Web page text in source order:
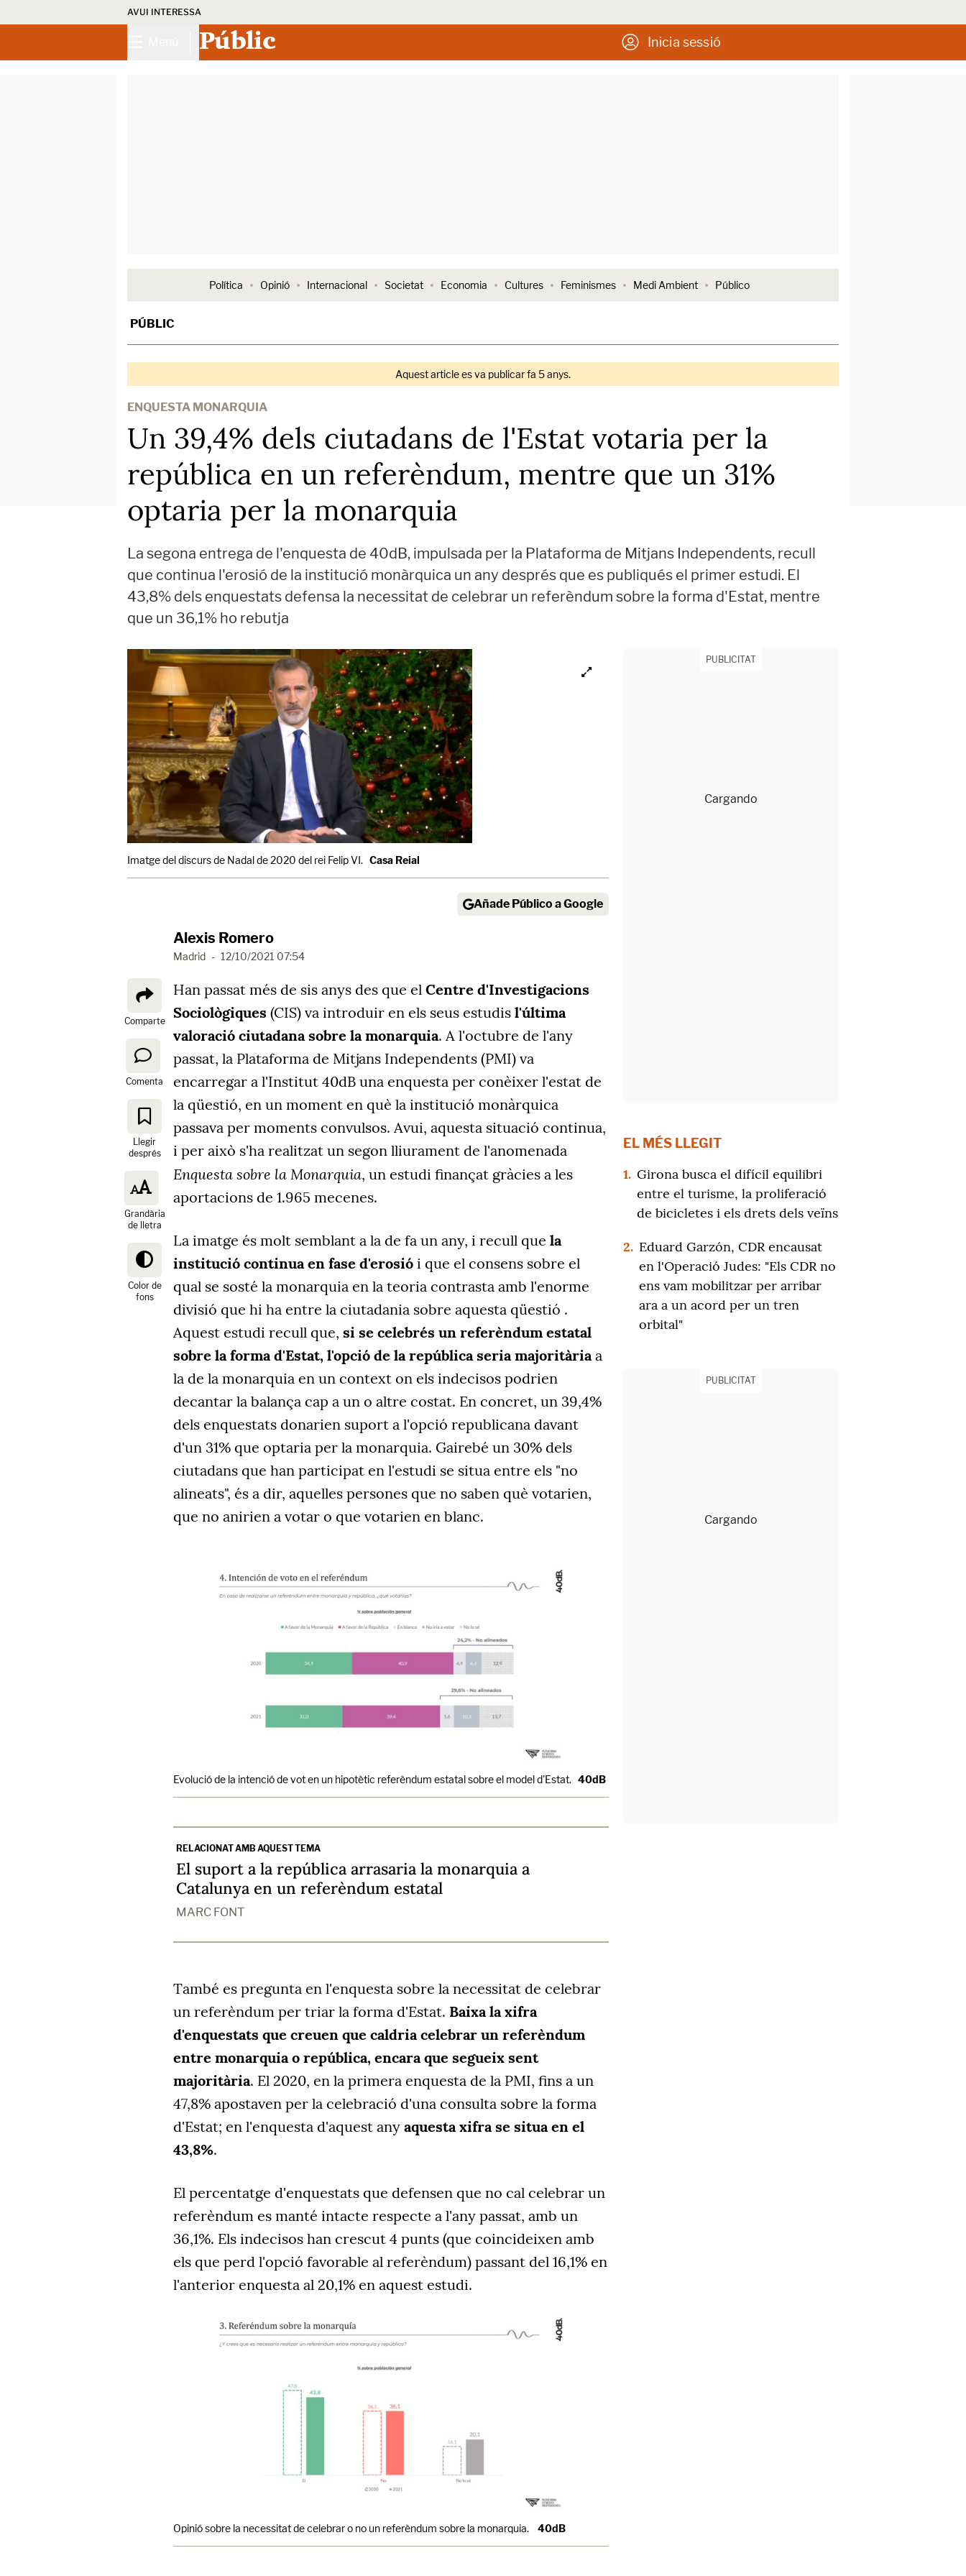
AVUI INTERESSA
Públic Inicia sessió
Política Opinió Internacional Societat Economia Cultures Feminismes Medi Ambient Público
PÚBLIC
Aquest article es va publicar fa 5 anys.
ENQUESTA MONARQUIA
Un 39,4% dels ciutadans de l'Estat votaria per la
república en un referèndum, mentre que un 31%
optaria per la monarquia
La segona entrega de l'enquesta de 40dB, impulsada per la Plataforma de Mitjans Independents, recull
que continua l'erosió de la institució monàrquica un any després que es publiqués el primer estudi. El
43,8% dels enquestats defensa la necessitat de celebrar un referèndum sobre la forma d'Estat, mentre
que un 36,1% ho rebutja
Imatge del discurs de Nadal de 2020 del rei Felip VI. Casa Reial
Añade Público a Google
Alexis Romero
Madrid - 12/10/2021 07:54
Comparte
Comenta
Llegir
després
Grandària
de lletra
Color de
fons
Han passat més de sis anys des que el Centre d'Investigacions
Sociològiques (CIS) va introduir en els seus estudis l'última
valoració ciutadana sobre la monarquia. A l'octubre de l'any
passat, la Plataforma de Mitjans Independents (PMI) va
encarregar a l'Institut 40dB una enquesta per conèixer l'estat de
la qüestió, en un moment en què la institució monàrquica
passava per moments convulsos. Avui, aquesta situació continua,
i per això s'ha realitzat un segon lliurament de l'anomenada
Enquesta sobre la Monarquia, un estudi finançat gràcies a les
aportacions de 1.965 mecenes.
La imatge és molt semblant a la de fa un any, i recull que la
institució continua en fase d'erosió i que el consens sobre el
qual se sosté la monarquia en la teoria contrasta amb l'enorme
divisió que hi ha entre la ciutadania sobre aquesta qüestió .
Aquest estudi recull que, si se celebrés un referèndum estatal
sobre la forma d'Estat, l'opció de la república seria majoritàriaa
la de la monarquia en un context on els indecisos podrien
decantar la balança cap a un o altre costat. En concret, un 39,4%
dels enquestats donarien suport a l'opció republicana davant
d'un 31% que optaria per la monarquia. Gairebé un 30% dels
ciutadans que han participat en l'estudi se situa entre els "no
alineats", és a dir, aquelles persones que no saben què votarien,
que no anirien a votar o que votarien en blanc.
Evolució de la intenció de vot en un hipotètic referèndum estatal sobre el model d'Estat. 40dB
RELACIONAT AMB AQUEST TEMA
El suport a la república arrasaria la monarquia a
Catalunya en un referèndum estatal
MARC FONT
També es pregunta en l'enquesta sobre la necessitat de celebrar
un referèndum per triar la forma d'Estat. Baixa la xifra
d'enquestats que creuen que caldria celebrar un referèndum
entre monarquia o república, encara que segueix sent
majoritària. El 2020, en la primera enquesta de la PMI, fins a un
47,8% apostaven per la celebració d'una consulta sobre la forma
d'Estat; en l'enquesta d'aquest any aquesta xifra se situa en el
43,8%.
El percentatge d'enquestats que defensen que no cal celebrar un
referèndum es manté intacte respecte a l'any passat, amb un
36,1%. Els indecisos han crescut 4 punts (que coincideixen amb
els que perd l'opció favorable al referèndum) passant del 16,1% en
l'anterior enquesta al 20,1% en aquest estudi.
Opinió sobre la necessitat de celebrar o no un referèndum sobre la monarquia. 40dB
PUBLICITAT
EL MÉS LLEGIT
1. Girona busca el difícil equilibri
entre el turisme, la proliferació
de bicicletes i els drets dels veïns
2. Eduard Garzón, CDR encausat
en l'Operació Judes: "Els CDR no
ens vam mobilitzar per arribar
ara a un acord per un tren
orbital"
PUBLICITAT